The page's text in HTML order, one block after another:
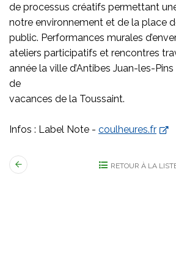
de processus créatifs permettant
notre environnement et de la place
public. Performances murales
ateliers participatifs et rencontres
année la ville d’Antibes Juan-les-
de
vacances de la Toussaint.
Infos : Label Note - coulheures.fr
RETOUR À LA